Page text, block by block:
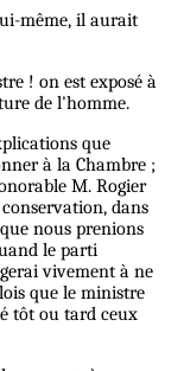
même, il aurait
! on est exposé à
de l'homme.
que
à la Chambre ;
M. Rogier
dans
nous prenions
le parti
vivement à ne
que le ministre
tôt ou tard ceux